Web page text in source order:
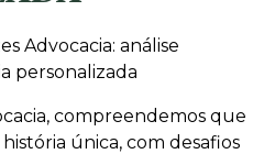
Advocacia: análise
personalizada
compreendemos que
única, com desafios